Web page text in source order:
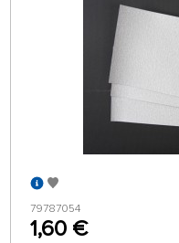
79787054
1,60 €